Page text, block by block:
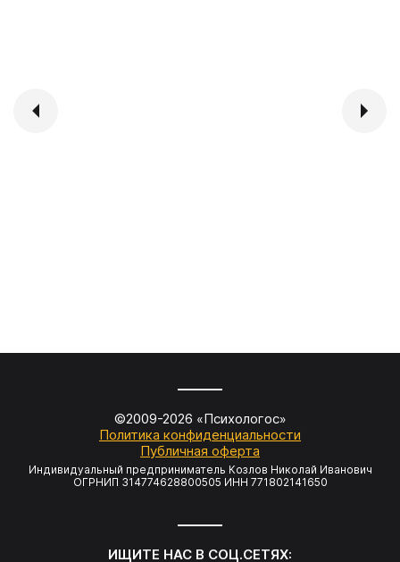
©2009-2026 «Психологос»
Политика конфиденциальности
Публичная оферта
Индивидуальный предприниматель Козлов Николай Иванович
ОГРНИП 314774628800505 ИНН 771802141650
ИЩИТЕ НАС В СОЦ.СЕТЯХ: